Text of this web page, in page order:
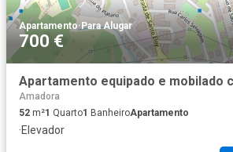
Apartamento·Para Alugar
700 €
Amadora
52 m²1 Quarto1 BanheiroApartamento
·Elevador